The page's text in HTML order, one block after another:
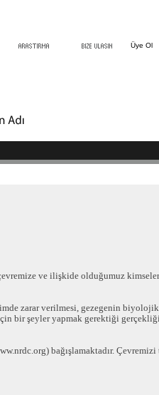
Üye Ol
ve ilişkide olduğumuz
zarar verilmesi, gezegenin
bir şeyler yapmak gerektiği
bağışlamaktadır.